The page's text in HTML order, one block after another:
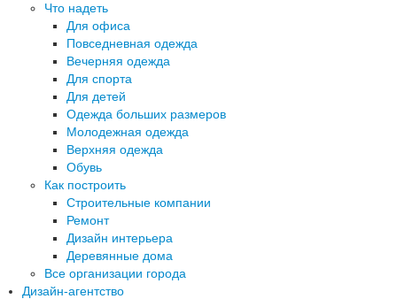
Что надеть
Для офиса
Повседневная одежда
Вечерняя одежда
Для спорта
Для детей
Одежда больших размеров
Молодежная одежда
Верхняя одежда
Обувь
Как построить
Строительные компании
Ремонт
Дизайн интерьера
Деревянные дома
Все организации города
Дизайн-агентство